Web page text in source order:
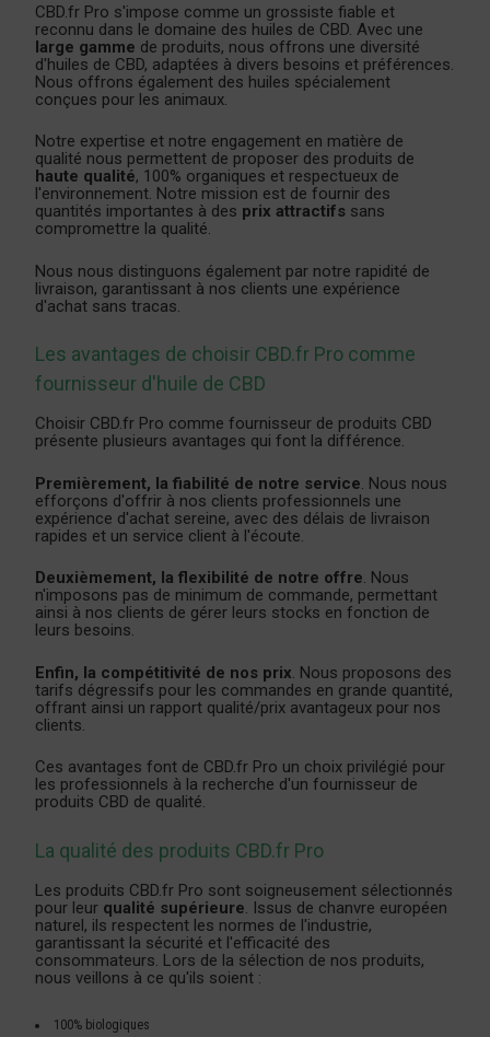
CBD.fr Pro s'impose comme un grossiste fiable et
reconnu dans le domaine des huiles de CBD. Avec une
large gamme de produits, nous offrons une diversité
d'huiles de CBD, adaptées à divers besoins et préférences.
Nous offrons également des huiles spécialement
conçues pour les animaux.
Notre expertise et notre engagement en matière de
qualité nous permettent de proposer des produits de
haute qualité, 100% organiques et respectueux de
l'environnement. Notre mission est de fournir des
quantités importantes à des prix attractifs sans
compromettre la qualité.
Nous nous distinguons également par notre rapidité de
livraison, garantissant à nos clients une expérience
d'achat sans tracas.
Les avantages de choisir CBD.fr Pro comme
fournisseur d'huile de CBD
Choisir CBD.fr Pro comme fournisseur de produits CBD
présente plusieurs avantages qui font la différence.
Premièrement, la fiabilité de notre service. Nous nous
efforçons d'offrir à nos clients professionnels une
expérience d'achat sereine, avec des délais de livraison
rapides et un service client à l'écoute.
Deuxièmement, la flexibilité de notre offre. Nous
n'imposons pas de minimum de commande, permettant
ainsi à nos clients de gérer leurs stocks en fonction de
leurs besoins.
Enfin, la compétitivité de nos prix. Nous proposons des
tarifs dégressifs pour les commandes en grande quantité,
offrant ainsi un rapport qualité/prix avantageux pour nos
clients.
Ces avantages font de CBD.fr Pro un choix privilégié pour
les professionnels à la recherche d'un fournisseur de
produits CBD de qualité.
La qualité des produits CBD.fr Pro
Les produits CBD.fr Pro sont soigneusement sélectionnés
pour leur qualité supérieure. Issus de chanvre européen
naturel, ils respectent les normes de l'industrie,
garantissant la sécurité et l'efficacité des
consommateurs. Lors de la sélection de nos produits,
nous veillons à ce qu'ils soient :
100% biologiques